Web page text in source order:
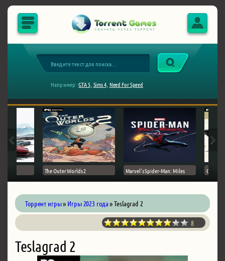
Например: GTA 5, Sims 4, Need For Speed
The Outer Worlds 2 Marvel's Spider-Man: Miles Ghost
Торрент игры» Игры 2023 года» Teslagrad 2
8
Teslagrad 2